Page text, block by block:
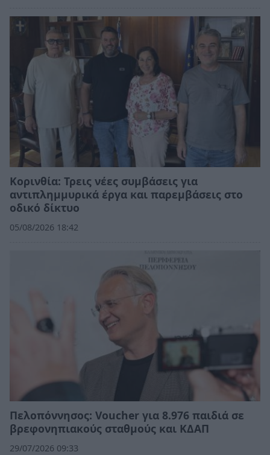
Κορινθία: Τρεις νέες συμβάσεις για
αντιπλημμυρικά έργα και παρεμβάσεις στο
οδικό δίκτυο
05/08/2026 18:42
Πελοπόννησος: Voucher για 8.976 παιδιά σε
βρεφονηπιακούς σταθμούς και ΚΔΑΠ
29/07/2026 09:33